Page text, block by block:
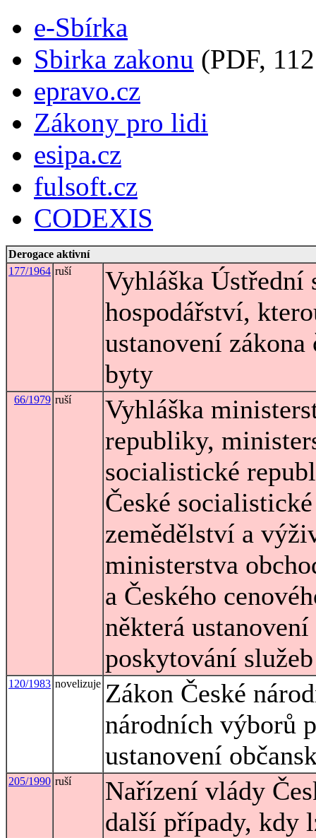
e-Sbírka
Sbirka zakonu (PDF,
epravo.cz
Zákony pro lidi
esipa.cz
fulsoft.cz
CODEXIS
Derogace aktivní
177/1964 ruší
Vyhláška
hospodářství,
ustanovení
byty
66/1979 ruší
Vyhláška
republiky,
socialistické
České
zemědělství a
ministerstva
a Českého
některá
poskytování služeb
120/1983 novelizuje Zákon České
národních výborů
ustanovení
205/1990 ruší
Nařízení vlády
další případy, kdy